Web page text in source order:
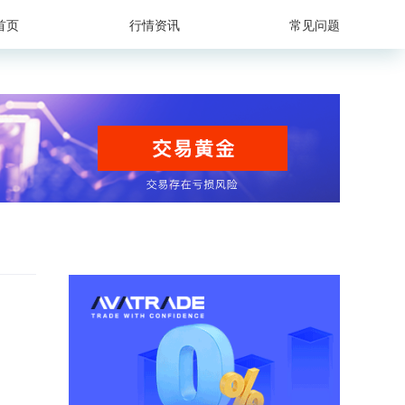
页 行情资讯 常见问题